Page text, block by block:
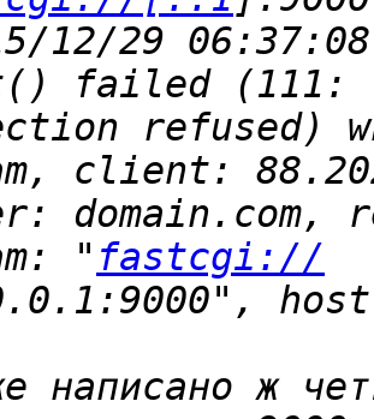
12/29
refused)
domain.com,
" fastcgi://